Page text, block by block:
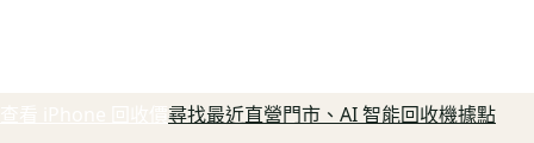
尋找最近直營門市、AI 智能回收機據點